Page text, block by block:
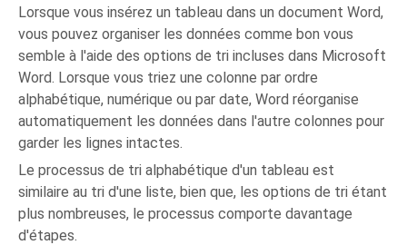
Lorsque vous insérez un tableau dans un document Word,
vous pouvez organiser les données comme bon vous
semble à l'aide des options de tri incluses dans Microsoft
Word. Lorsque vous triez une colonne par ordre
alphabétique, numérique ou par date, Word réorganise
automatiquement les données dans l'autre colonnes pour
garder les lignes intactes.
Le processus de tri alphabétique d'un tableau est
similaire au tri d'une liste, bien que, les options de tri étant
plus nombreuses, le processus comporte davantage
d'étapes.